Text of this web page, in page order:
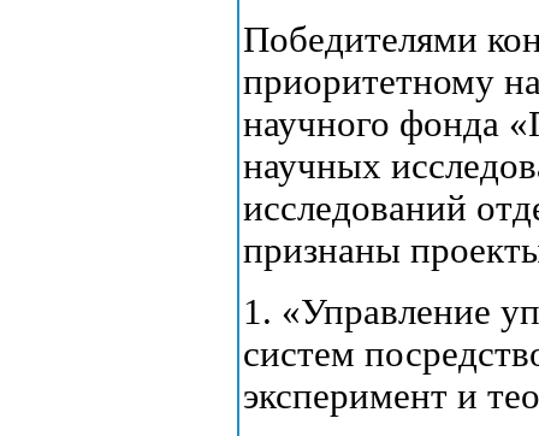
Победителями
приоритетному
научного фонда
научных
исследований
признаны
1. «Управление
систем
эксперимент и